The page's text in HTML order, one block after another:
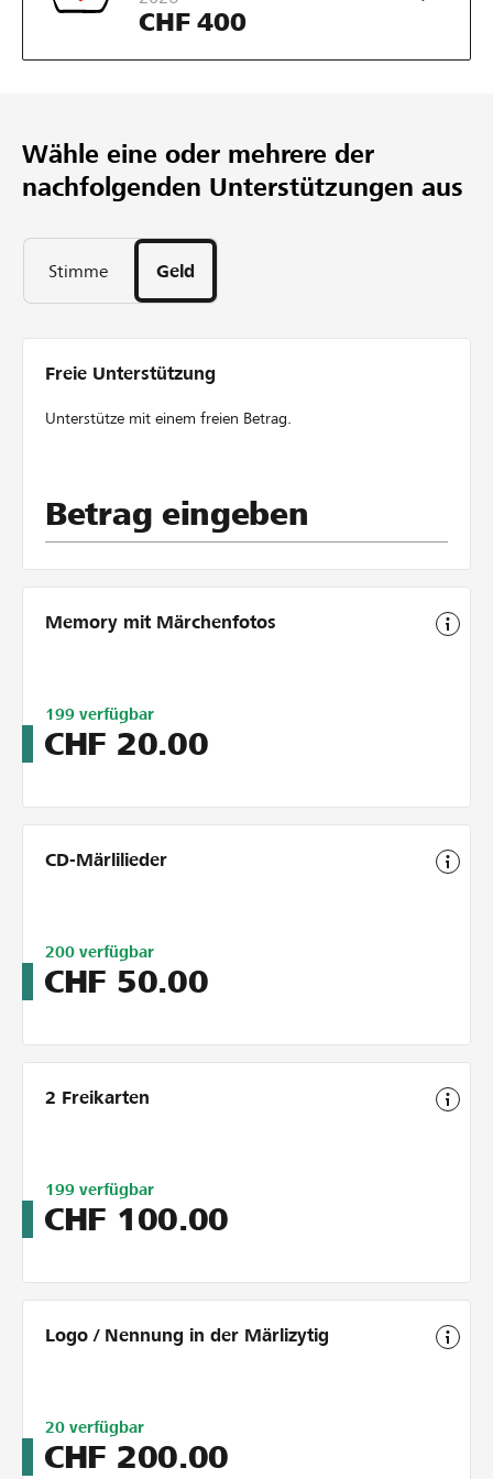
CHF 400
Wähle eine oder mehrere der
nachfolgenden Unterstützungen aus
Stimme Geld
Freie Unterstützung
Unterstütze mit einem freien Betrag.
Betrag eingeben
Memory mit Märchenfotos
Limitiert
auf
200
199 verfügbar
CHF 20.00
CD-Märlilieder
Limitiert
auf
200
200 verfügbar
CHF 50.00
2 Freikarten
Limitiert
auf
200
199 verfügbar
CHF 100.00
Logo / Nennung in der Märlizytig
Limitiert
auf
20
20 verfügbar
CHF 200.00